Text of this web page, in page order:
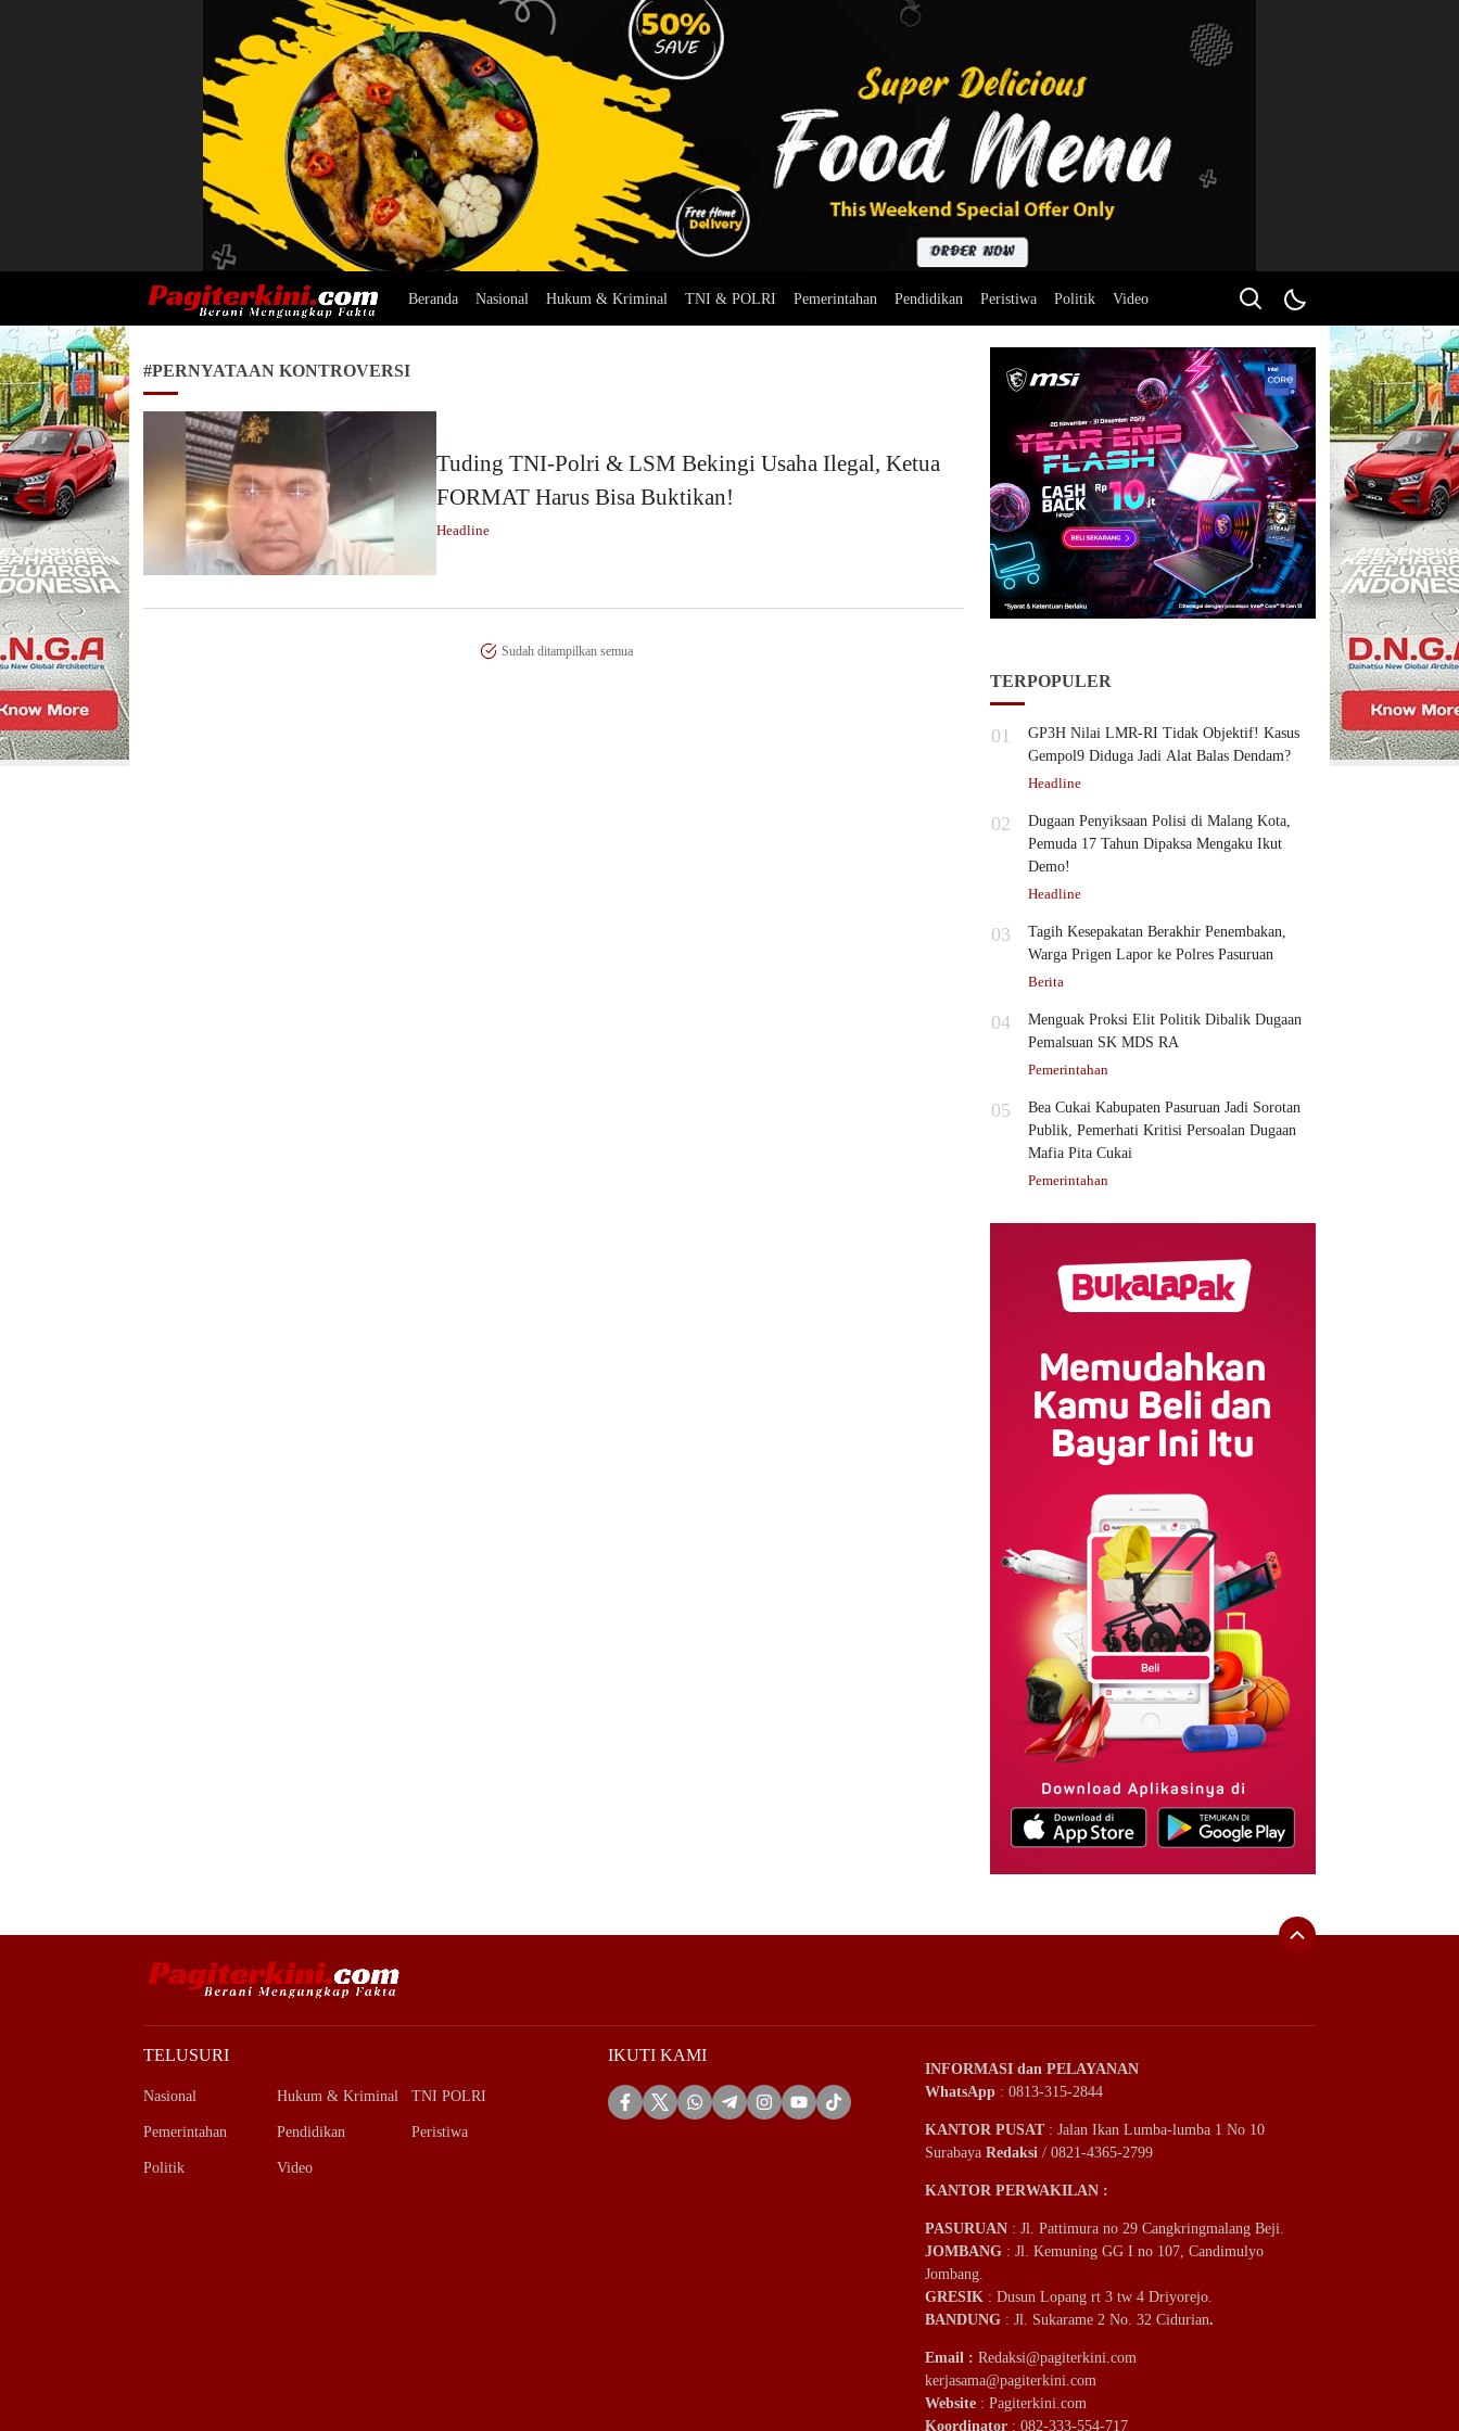
Beranda Nasional Hukum & Kriminal TNI & POLRI Pemerintahan Pendidikan Peristiwa Politik Video
#PERNYATAAN KONTROVERSI
Tuding TNI-Polri & LSM Bekingi Usaha Ilegal, Ketua
FORMAT Harus Bisa Buktikan!
Headline
Sudah ditampilkan semua
TERPOPULER
01
GP3H Nilai LMR-RI Tidak Objektif! Kasus
Gempol9 Diduga Jadi Alat Balas Dendam?
Headline
02
Dugaan Penyiksaan Polisi di Malang Kota,
Pemuda 17 Tahun Dipaksa Mengaku Ikut
Demo!
Headline
03
Tagih Kesepakatan Berakhir Penembakan,
Warga Prigen Lapor ke Polres Pasuruan
Berita
04
Menguak Proksi Elit Politik Dibalik Dugaan
Pemalsuan SK MDS RA
Pemerintahan
05
Bea Cukai Kabupaten Pasuruan Jadi Sorotan
Publik, Pemerhati Kritisi Persoalan Dugaan
Mafia Pita Cukai
Pemerintahan
TELUSURI
Nasional Hukum & Kriminal TNI POLRI
Pemerintahan Pendidikan Peristiwa
Politik Video
IKUTI KAMI
INFORMASI dan PELAYANAN
WhatsApp : 0813-315-2844
KANTOR PUSAT: Jalan Ikan Lumba-lumba 1 No 10
Surabaya Redaksi / 0821-4365-2799
KANTOR PERWAKILAN :
PASURUAN : Jl. Pattimura no 29 Cangkringmalang Beji.
JOMBANG : Jl. Kemuning GG I no 107, Candimulyo
Jombang.
GRESIK : Dusun Lopang rt 3 tw 4 Driyorejo.
BANDUNG : Jl. Sukarame 2 No. 32 Cidurian.
Email : Redaksi@pagiterkini.com
kerjasama@pagiterkini.com
Website : Pagiterkini.com
Koordinator : 082-333-554-717